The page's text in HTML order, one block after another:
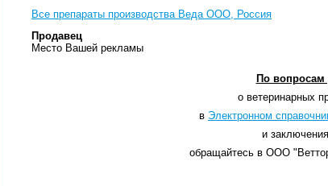
Все препараты производства Веда ООО, Россия
Продавец
Место Вашей рекламы
По
о ветеринарных
в Электронном
и
обращайтесь в ООО